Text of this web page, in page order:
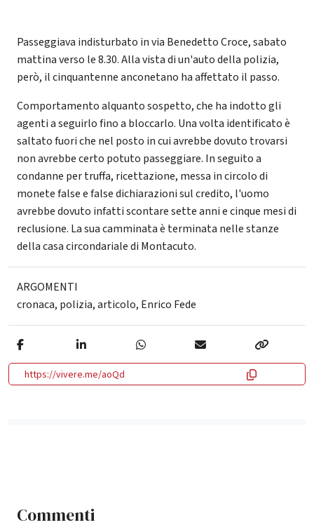
Passeggiava indisturbato in via Benedetto Croce, sabato
mattina verso le 8.30. Alla vista di un'auto della polizia,
però, il cinquantenne anconetano ha affettato il passo.
Comportamento alquanto sospetto, che ha indotto gli
agenti a seguirlo fino a bloccarlo. Una volta identificato è
saltato fuori che nel posto in cui avrebbe dovuto trovarsi
non avrebbe certo potuto passeggiare. In seguito a
condanne per truffa, ricettazione, messa in circolo di
monete false e false dichiarazioni sul credito, l'uomo
avrebbe dovuto infatti scontare sette anni e cinque mesi di
reclusione. La sua camminata è terminata nelle stanze
della casa circondariale di Montacuto.
ARGOMENTI
cronaca, polizia,articolo, Enrico Fede
https://vivere.me/aoQd
Commenti